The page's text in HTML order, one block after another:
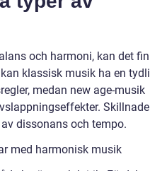
och harmoni, kan det
klassisk musik ha en
medan new age-musik
dissonans och tempo.
med harmonisk musik